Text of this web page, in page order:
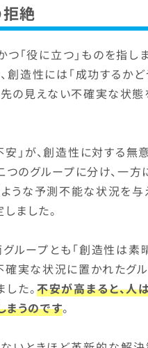
絶
「役に立つ」ものを指し
創造性には「成功するか
の見えない不確実な状
」が、創造性に対する
つのグループに分け、一
な予測不能な状況を与
ました。
ループとも「創造性は素
実な状況に置かれたグ
た。不安が高まると、人
まうのです。